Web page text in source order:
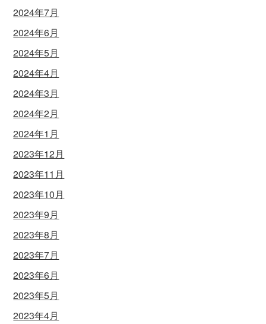
2024年7月
2024年6月
2024年5月
2024年4月
2024年3月
2024年2月
2024年1月
2023年12月
2023年11月
2023年10月
2023年9月
2023年8月
2023年7月
2023年6月
2023年5月
2023年4月